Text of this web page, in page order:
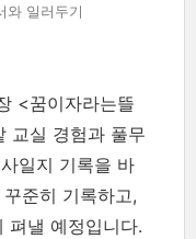
와 일러두기
<꿈이자라는뜰
교실 경험과 풀무
일지 기록을 바
준히 기록하고,
펴낼 예정입니다.